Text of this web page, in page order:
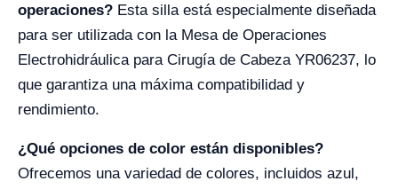
operaciones? Esta silla está especialmente diseñada
para ser utilizada con la Mesa de Operaciones
Electrohidráulica para Cirugía de Cabeza YR06237, lo
que garantiza una máxima compatibilidad y
rendimiento.
¿Qué opciones de color están disponibles?
Ofrecemos una variedad de colores, incluidos azul,